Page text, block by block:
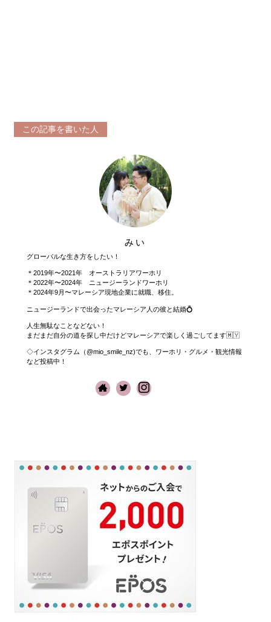
この記事を書いた人
みい
グローバルな生き方をしたい！
＊2019年〜2021年 オーストラリアワーホリ
＊2022年〜2024年 ニュージーランドワーホリ
＊2024年9月〜マレーシア現地企業に就職、移住。
ニュージーランドで出会ったマレーシア人の彼と結婚💍
人生無駄なことなどない！
まだまだ自分の道を探し中だけどマレーシアで楽しく過ごしてます🇲🇾
◇インスタグラム（@mio_smile_nz)でも、ワーホリ・グルメ・観光情報
など投稿中！